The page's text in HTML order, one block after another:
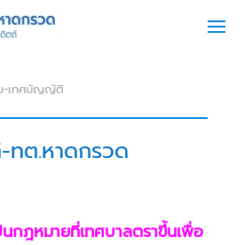
-เทศบัญญัติ
ต.หาดกรวด
ฎหมายที่เทศบาลตราขึ้นเพื่อ